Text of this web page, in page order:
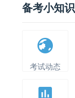
备考小知识
考试动态